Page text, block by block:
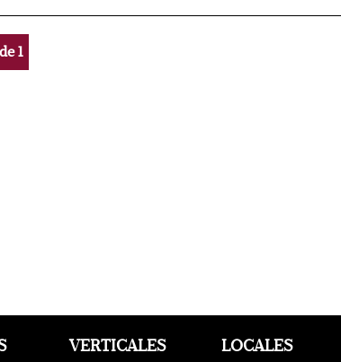
1
VERTICALES LOCALES